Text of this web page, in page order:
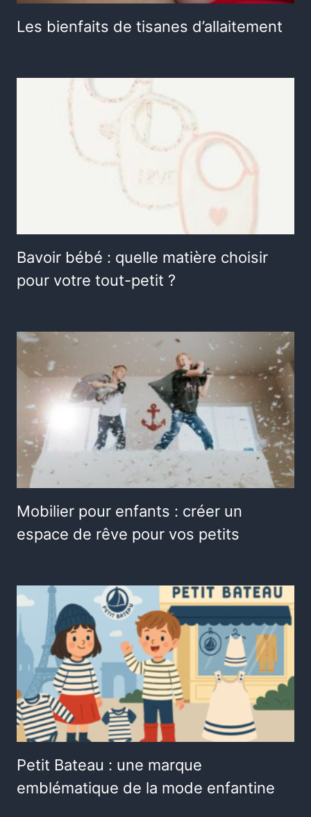
Les bienfaits de tisanes d’allaitement
Bavoir bébé : quelle matière choisir
pour votre tout-petit ?
Mobilier pour enfants : créer un
espace de rêve pour vos petits
Petit Bateau : une marque
emblématique de la mode enfantine